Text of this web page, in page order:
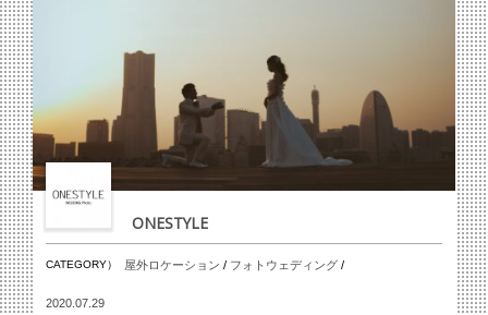
ONESTYLE
CATEGORY） 屋外ロケーション / フォトウェディング/
2020.07.29